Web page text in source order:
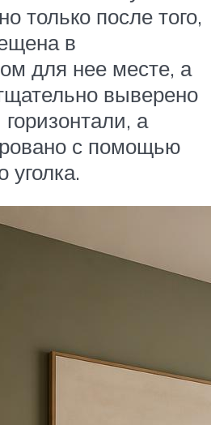
только после того,
в
для нее месте, а
выверено
а
с помощью
уголка.